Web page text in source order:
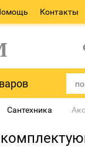
Контакты
Сантехника